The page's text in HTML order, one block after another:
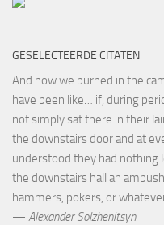
GESELECTEERDE CITATEN
And how we burned in the
have been like… if, during
not simply sat there in their
the downstairs door and at
understood they had nothing
the downstairs hall an
hammers, pokers, or
— Alexander Solzhenitsyn